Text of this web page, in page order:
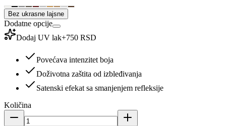
Bez ukrasne lajsne
Dodatne opcije
Dodaj UV lak+750 RSD
Povećava intenzitet boja
Doživotna zaštita od izbleđivanja
Satenski efekat sa smanjenjem refleksije
Količina